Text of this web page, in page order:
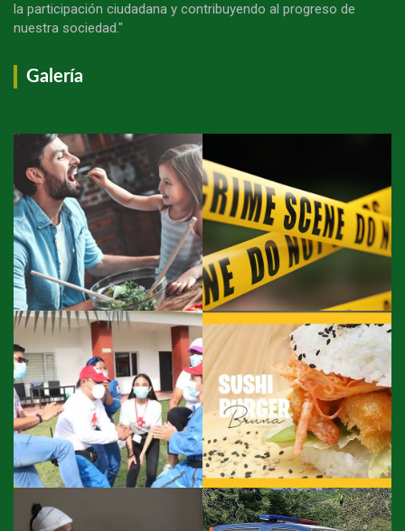
la participación ciudadana y contribuyendo al progreso de
nuestra sociedad."
Galería